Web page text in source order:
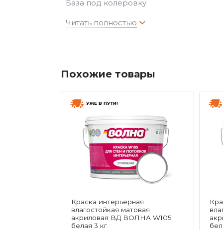
База под колеровку
Похожие товары
УЖЕ В ПУТИ!
Краска интерьерная
влагостойкая матовая
акриловая ВД ВОЛНА W105
белая 3 кг